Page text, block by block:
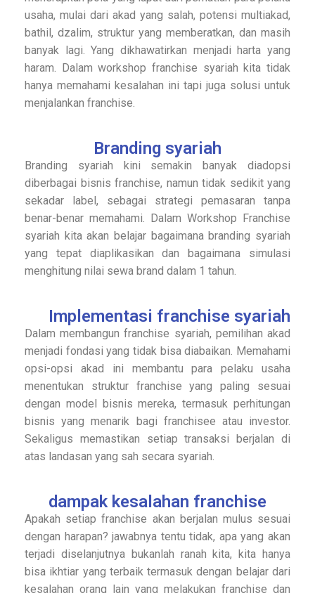
usaha, mulai dari akad yang salah, potensi multiakad,
bathil, dzalim, struktur yang memberatkan, dan masih
banyak lagi. Yang dikhawatirkan menjadi harta yang
haram. Dalam workshop franchise syariah kita tidak
hanya memahami kesalahan ini tapi juga solusi untuk
menjalankan franchise.
Branding syariah
Branding syariah kini semakin banyak diadopsi
diberbagai bisnis franchise, namun tidak sedikit yang
sekadar label, sebagai strategi pemasaran tanpa
benar-benar memahami. Dalam Workshop Franchise
syariah kita akan belajar bagaimana branding syariah
yang tepat diaplikasikan dan bagaimana simulasi
menghitung nilai sewa brand dalam 1 tahun.
Implementasi franchise syariah
Dalam membangun franchise syariah, pemilihan akad
menjadi fondasi yang tidak bisa diabaikan. Memahami
opsi-opsi akad ini membantu para pelaku usaha
menentukan struktur franchise yang paling sesuai
dengan model bisnis mereka, termasuk perhitungan
bisnis yang menarik bagi franchisee atau investor.
Sekaligus memastikan setiap transaksi berjalan di
atas landasan yang sah secara syariah.
dampak kesalahan franchise
Apakah setiap franchise akan berjalan mulus sesuai
dengan harapan? jawabnya tentu tidak, apa yang akan
terjadi diselanjutnya bukanlah ranah kita, kita hanya
bisa ikhtiar yang terbaik termasuk dengan belajar dari
kesalahan orang lain yang melakukan franchise dan